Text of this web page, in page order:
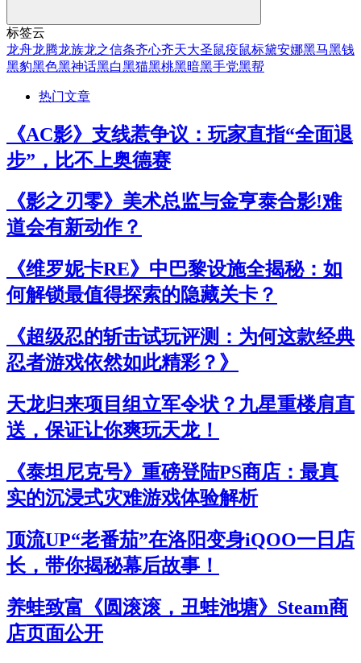
标签云
龙舟龙腾龙族龙之信条齐心齐天大圣鼠疫鼠标黛安娜黑马黑钱
黑豹黑色黑神话黑白黑猫黑桃黑暗黑手党黑帮
热门文章
《AC影》支线惹争议：玩家直指“全面退
步”，比不上奥德赛
《影之刃零》美术总监与金亨泰合影!难
道会有新动作？
《维罗妮卡RE》中巴黎设施全揭秘：如
何解锁最值得探索的隐藏关卡？
《超级忍的斩击试玩评测：为何这款经典
忍者游戏依然如此精彩？》
天龙归来项目组立军令状？九星重楼肩直
送，保证让你爽玩天龙！
《泰坦尼克号》重磅登陆PS商店：最真
实的沉浸式灾难游戏体验解析
顶流UP“老番茄”在洛阳变身iQOO一日店
长，带你揭秘幕后故事！
养蛙致富《圆滚滚，丑蛙池塘》Steam商
店页面公开